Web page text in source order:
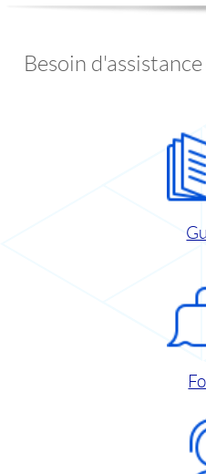
Besoin